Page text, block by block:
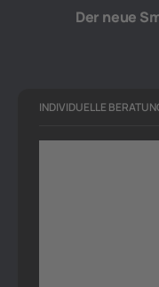
Der neue
INDIVIDUELLE